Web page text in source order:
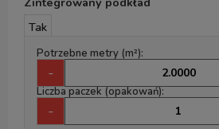
Tak
Potrzebne metry (m²):
-
Liczba paczek (opakowań):
-